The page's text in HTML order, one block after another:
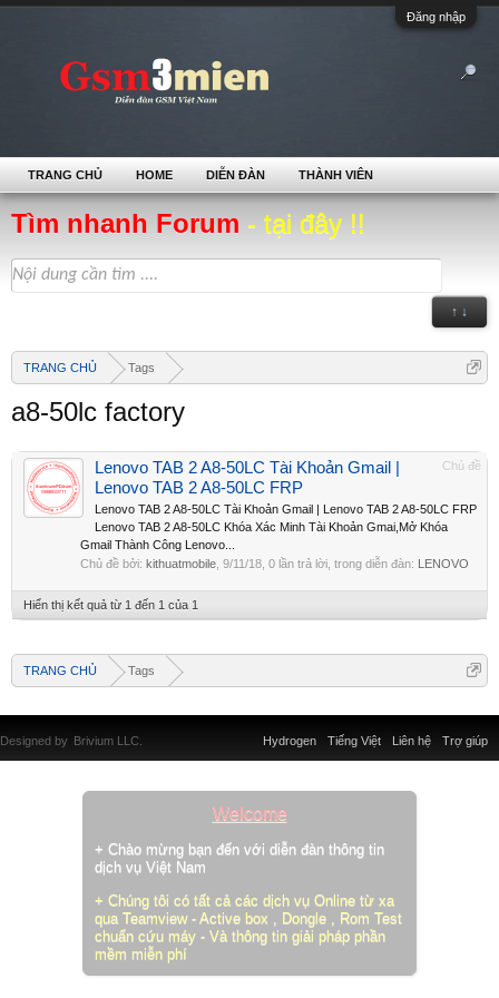
Đăng nhập
Tìm nhanh Forum - tại đây !!
↑ ↓
TRANG CHỦ Tags
Welcome
+ Chào mừng bạn đến với diễn đàn thông tin
dịch vụ Việt Nam
+ Chúng tôi có tất cả các dịch vụ Online từ xa
qua Teamview - Active box , Dongle , Rom Test
chuẩn cứu máy - Và thông tin giải pháp phần
mềm miễn phí
a8-50lc factory
Chủ đề
Lenovo TAB 2 A8-50LC Tài Khoản Gmail |
Lenovo TAB 2 A8-50LC FRP
Lenovo TAB 2 A8-50LC Tài Khoản Gmail | Lenovo TAB 2 A8-50LC FRP
Lenovo TAB 2 A8-50LC Khóa Xác Minh Tài Khoản Gmai,Mở Khóa
Gmail Thành Công Lenovo...
Chủ đề bởi: kithuatmobile 9/11/18 , 0 lần trả lời, trong diễn đàn: LENOVO
Hiển thị kết quả từ 1 đến 1 của 1
TRANG CHỦ Tags
TRANG CHỦ HOME DIỄN ĐÀN THÀNH VIÊN
Liên hệ Trợ giúp
Hydrogen Tiếng Việt
Designed by Brivium LLC.